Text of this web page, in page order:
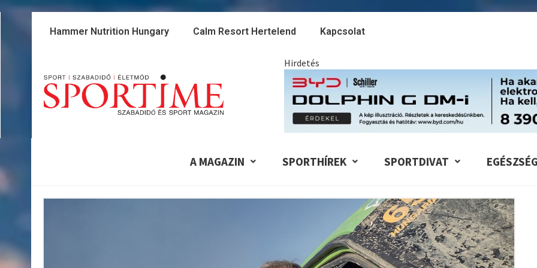
Skip
Hammer Nutrition Hungary Calm Resort Hertelend Kapcsolat
Hirdetés
A MAGAZIN SPORTHÍREK SPORTDIVAT EGÉSZSÉG